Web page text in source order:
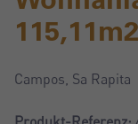
Campos, Sa Rapita